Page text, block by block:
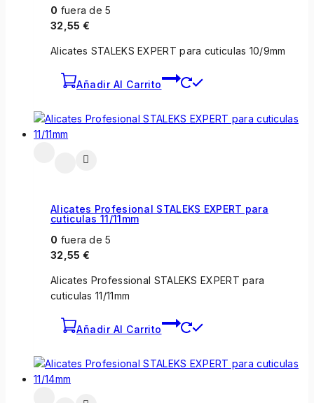
0 fuera de 5
32,55 €
Alicates STALEKS EXPERT para cuticulas 10/9mm
Añadir Al Carrito
Alicates Profesional STALEKS EXPERT para
cuticulas 11/11mm
0 fuera de 5
32,55 €
Alicates Professional STALEKS EXPERT para
cuticulas 11/11mm
Añadir Al Carrito